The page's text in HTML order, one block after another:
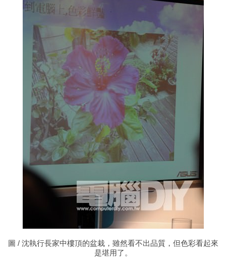
圖 / 沈執行長家中樓頂的盆栽，雖然看不出品質，但色彩看起來
是堪用了。